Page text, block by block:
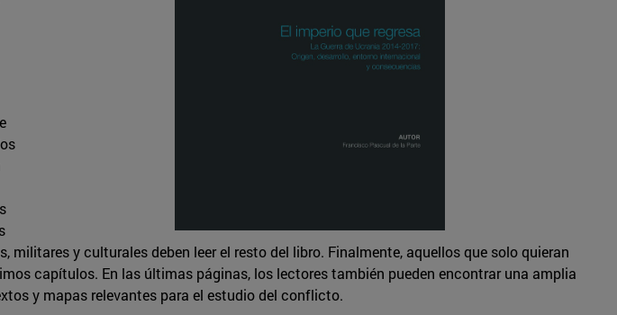
y culturales deben leer el resto del libro. Finalmente, aquellos que solo quieran
capítulos. En las últimas páginas, los lectores también pueden encontrar una amplia
y mapas relevantes para el estudio del conflicto.